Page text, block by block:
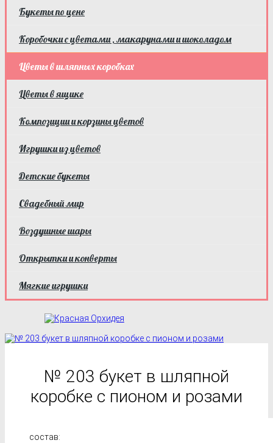
Букеты по цене
Коробочки с цветами , макарунами и шоколадом
Цветы в шляпных коробках
Цветы в ящике
Композиции и корзины цветов
Игрушки из цветов
Детские букеты
Свадебный мир
Воздушные шары
Открытки и конверты
Мягкие игрушки
№ 203 букет в шляпной
коробке с пионом и розами
состав: